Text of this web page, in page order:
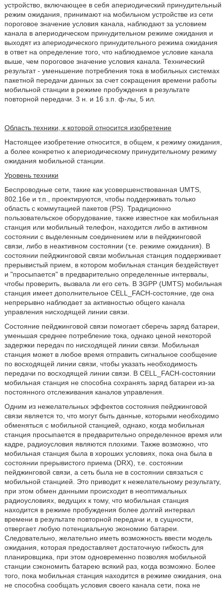
устройство, включающее в себя апериодический принудительный
режим ожидания, принимают на мобильном устройстве из сети
пороговое значение условия канала, наблюдают за условием
канала в апериодическом принудительном режиме ожидания и
выходят из апериодического принудительного режима ожидания
в ответ на определение того, что наблюдаемое условие канала
выше, чем пороговое значение условия канала. Технический
результат - уменьшение потребления тока в мобильных системах
пакетной передачи данных за счет сокращения времени работы
мобильной станции в режиме пробуждения в результате
повторной передачи. 3 н. и 16 з.п. ф-лы, 5 ил.
Область техники, к которой относится изобретение
Настоящее изобретение относится, в общем, к режиму ожидания,
а более конкретно к апериодическому принудительному режиму
ожидания мобильной станции.
Уровень техники
Беспроводные сети, такие как усовершенствованная UMTS,
802.16e и т.п., проектируются, чтобы поддерживать только
область с коммутацией пакетов (PS). Традиционно
пользовательское оборудование, также известное как мобильная
станция или мобильный телефон, находится либо в активном
состоянии с выделенным соединением или в пейджинговой
связи, либо в неактивном состоянии (т.е. режиме ожидания). В
состоянии пейджинговой связи мобильная станция поддерживает
прерывистый прием, в котором мобильная станция бездействует
и "просыпается" в предварительно определенные интервалы,
чтобы проверить, вызвала ли его сеть. В 3GPP (UMTS) мобильная
станция имеет дополнительное CELL_FACH-состояние, где она
непрерывно наблюдает за активностью общего канала
управления нисходящей линии связи.
Состояние пейджинговой связи помогает сберечь заряд батареи,
уменьшая среднее потребление тока, однако ценой некоторой
задержки передач по нисходящей линии связи. Мобильная
станция может в любое время отправить сигнальное сообщение
по восходящей линии связи, чтобы указать необходимость
передачи по восходящей линии связи. В CELL_FACH-состоянии
мобильная станция не способна сохранять заряд батареи из-за
постоянного отслеживания каналов управления.
Одним из нежелательных эффектов состояния пейджинговой
связи является то, что могут быть данные, которыми необходимо
обменяться с мобильной станцией, однако, когда мобильная
станция просыпается в предварительно определенное время или
кадре, радиоусловия являются плохими. Также возможно, что
мобильная станция была в хороших условиях, пока она была в
состоянии прерывистого приема (DRX), т.е. состоянии
пейджинговой связи, а сеть была не в состоянии связаться с
мобильной станцией. Это приводит к нежелательному результату,
при этом обмен данными происходит в неоптимальных
радиоусловиях, ведущих к тому, что мобильная станция
находится в режиме пробуждения более долгий интервал
времени в результате повторной передачи и, в сущности,
отвергает любую потенциальную экономию батареи.
Следовательно, желательно иметь возможность ввести модель
ожидания, которая предоставляет достаточную гибкость для
планировщика, при этом одновременно позволяя мобильной
станции сэкономить батарею всякий раз, когда возможно. Более
того, пока мобильная станция находится в режиме ожидания, она
не способна сообщать условия своего канала сети, пока не